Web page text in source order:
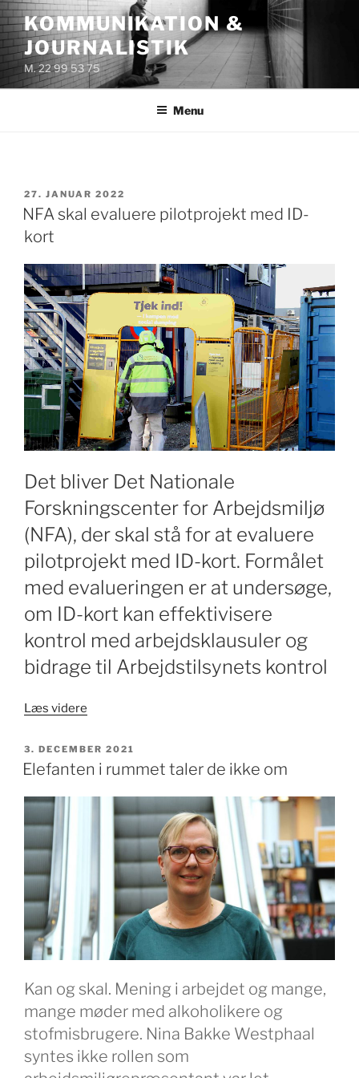
Videre
til
indhold
KOMMUNIKATION &
JOURNALISTIK
M. 22 99 53 75
Menu
UDGIVET
DEN
27. JANUAR 2022
NFA skal evaluere pilotprojekt med ID-
kort
Det bliver Det Nationale
Forskningscenter for Arbejdsmiljø
(NFA), der skal stå for at evaluere
pilotprojekt med ID-kort. Formålet
med evalueringen er at undersøge,
om ID-kort kan effektivisere
kontrol med arbejdsklausuler og
bidrage til Arbejdstilsynets kontrol
Læs videre
evaluere
pilotprojekt
UDGIVET
DEN
3. DECEMBER 2021
Elefanten i rummet taler de ikke om
Kan og skal. Mening i arbejdet og mange,
mange møder med alkoholikere og
stofmisbrugere. Nina Bakke Westphaal
syntes ikke rollen som